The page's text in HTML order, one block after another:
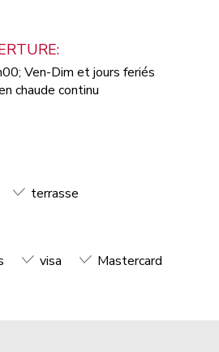
Ven-Dim et jours feriés
chaude continu
terrasse
visa
Mastercard